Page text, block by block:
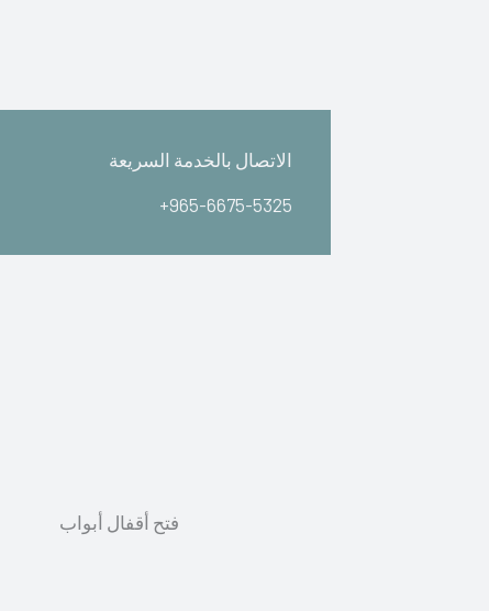
الاتصال بالخدمة السريعة
+965-6675-5325